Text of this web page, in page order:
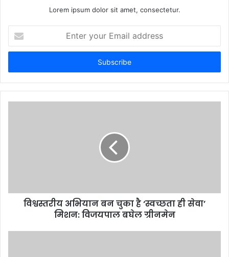
Lorem ipsum dolor sit amet, consectetur.
your
Email
विश्वस्तरीय अभियान बन चुका है ‘स्वच्छता ही सेवा’
मिशन: विजयपाल बघेल ग्रीनमेन